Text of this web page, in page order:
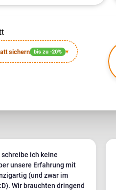
sichern bis zu -20% ▾
ich keine
unsere Erfahrung mit
(und zwar im